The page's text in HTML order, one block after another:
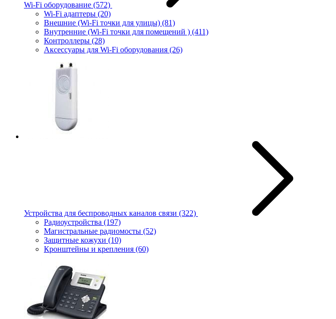
Wi-Fi оборудование (572)
Wi-Fi адаптеры (20)
Внешние (Wi-Fi точки для улицы) (81)
Внутренние (Wi-Fi точки для помещений ) (411)
Контроллеры (28)
Аксессуары для Wi-Fi оборудования (26)
Устройства для беспроводных каналов связи (322)
Радиоустройства (197)
Магистральные радиомосты (52)
Защитные кожухи (10)
Кронштейны и крепления (60)